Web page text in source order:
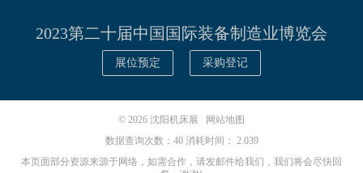
2023第二十届中国国际装备制造业博览会
展位预定 采购登记
© 2026 沈阳机床展
网站地图
数据查询次数：40 消耗时间： 2.039
本页面部分资源来源于网络，如需合作，请发邮件给我们，我们将会尽快回